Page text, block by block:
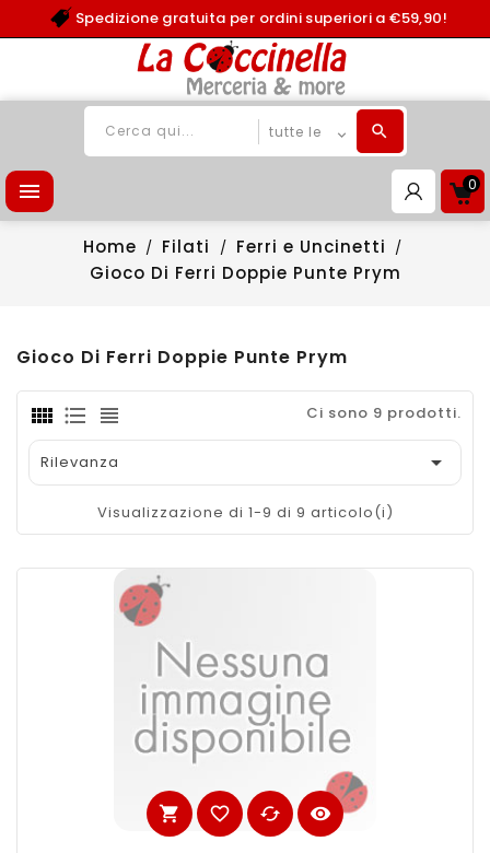
Spedizione gratuita per ordini superiori a €59,90!
 0
Home Filati
Ferri e Uncinetti
Gioco Di Ferri Doppie Punte Prym
Gioco Di Ferri Doppie Punte Prym
Ci sono 9 prodotti.
Rilevanza 
Visualizzazione di 1-9 di 9 articolo(i)
shopping_cart favorite_border cached visibility